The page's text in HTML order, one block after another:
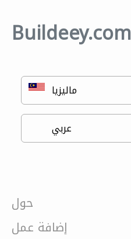
Buildeey.com
حول
إضافة عمل